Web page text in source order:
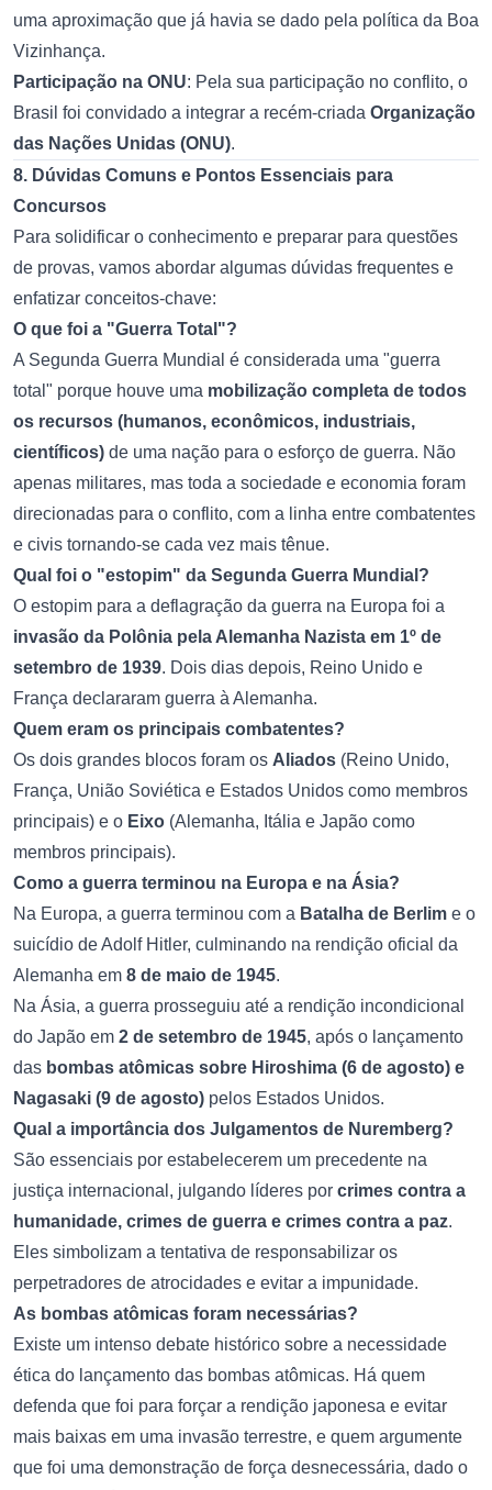
uma aproximação que já havia se dado pela política da Boa
Vizinhança.
Participação na ONU: Pela sua participação no conflito, o
Brasil foi convidado a integrar a recém-criada Organização
das Nações Unidas (ONU).
8. Dúvidas Comuns e Pontos Essenciais para
Concursos
Para solidificar o conhecimento e preparar para questões
de provas, vamos abordar algumas dúvidas frequentes e
enfatizar conceitos-chave:
O que foi a "Guerra Total"?
A Segunda Guerra Mundial é considerada uma "guerra
total" porque houve uma mobilização completa de todos
os recursos (humanos, econômicos, industriais,
científicos) de uma nação para o esforço de guerra. Não
apenas militares, mas toda a sociedade e economia foram
direcionadas para o conflito, com a linha entre combatentes
e civis tornando-se cada vez mais tênue.
Qual foi o "estopim" da Segunda Guerra Mundial?
O estopim para a deflagração da guerra na Europa foi a
invasão da Polônia pela Alemanha Nazista em 1º de
setembro de 1939. Dois dias depois, Reino Unido e
França declararam guerra à Alemanha.
Quem eram os principais combatentes?
Os dois grandes blocos foram os Aliados (Reino Unido,
França, União Soviética e Estados Unidos como membros
principais) e o Eixo (Alemanha, Itália e Japão como
membros principais).
Como a guerra terminou na Europa e na Ásia?
Na Europa, a guerra terminou com a Batalha de Berlim e o
suicídio de Adolf Hitler, culminando na rendição oficial da
Alemanha em 8 de maio de 1945.
Na Ásia, a guerra prosseguiu até a rendição incondicional
do Japão em 2 de setembro de 1945, após o lançamento
das bombas atômicas sobre Hiroshima (6 de agosto) e
Nagasaki (9 de agosto) pelos Estados Unidos.
Qual a importância dos Julgamentos de Nuremberg?
São essenciais por estabelecerem um precedente na
justiça internacional, julgando líderes por crimes contra a
humanidade, crimes de guerra e crimes contra a paz.
Eles simbolizam a tentativa de responsabilizar os
perpetradores de atrocidades e evitar a impunidade.
As bombas atômicas foram necessárias?
Existe um intenso debate histórico sobre a necessidade
ética do lançamento das bombas atômicas. Há quem
defenda que foi para forçar a rendição japonesa e evitar
mais baixas em uma invasão terrestre, e quem argumente
que foi uma demonstração de força desnecessária, dado o